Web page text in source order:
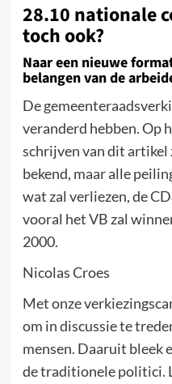
28.10 nationale
toch ook?
Naar een nieuwe
belangen van de
De
veranderd hebben. Op
schrijven van dit
bekend, maar alle
wat zal verliezen, de
vooral het VB zal
2000.
Nicolas Croes
Met onze
om in discussie te
mensen. Daaruit bleek
de traditionele politici.